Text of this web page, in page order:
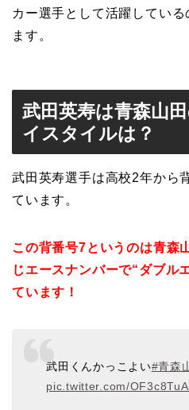
カー選手として活躍してい
ます。
武田英寿は青森山
イスタイルは？
武田英寿選手は高校2年から
ています。
この背番号7というのは青森
じエースナンバーで“ダブル
ています！
武田くんかっこよい#青森
pic.twitter.com/